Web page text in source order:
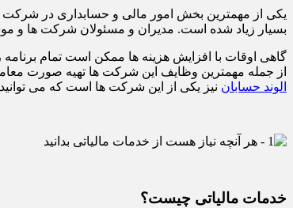
یکی از مهمترین بخش امور مالی و حسابداری در
بسیار زیاد شده است. مدیران و مسئولان شرکت ها و
گاهی اوقات با افزایش هزینه ها ممکن است تمام
از جمله مهمترین وظایف این شرکت ها تهیه صورت
الوند حسابان نیز یکی از این شرکت ها است که می
خدمات مالیاتی چیست؟